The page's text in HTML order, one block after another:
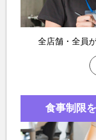
全店舗・全員
食事制限